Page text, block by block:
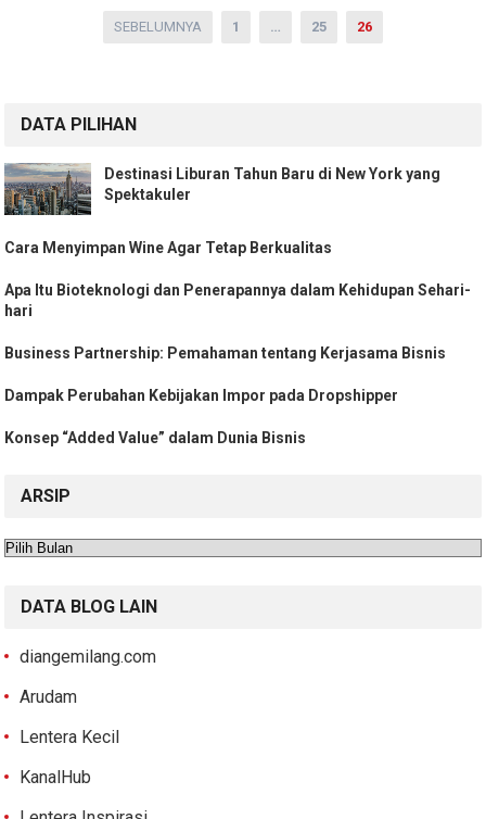
SEBELUMNYA 1 … 25 26
DATA PILIHAN
Destinasi Liburan Tahun Baru di New York yang
Spektakuler
Cara Menyimpan Wine Agar Tetap Berkualitas
Apa Itu Bioteknologi dan Penerapannya dalam Kehidupan Sehari-
hari
Business Partnership: Pemahaman tentang Kerjasama Bisnis
Dampak Perubahan Kebijakan Impor pada Dropshipper
Konsep “Added Value” dalam Dunia Bisnis
ARSIP
Arsip
DATA BLOG LAIN
diangemilang.com
Arudam
Lentera Kecil
KanalHub